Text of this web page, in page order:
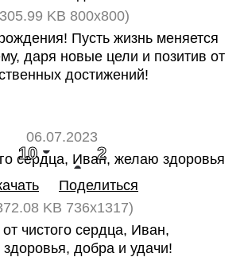
KB 800x800)
Пусть жизнь меняется
даря новые цели и позитив от
достижений!
06.07.2023
10 2
Поделиться
KB 736x1317)
чистого сердца, Иван,
добра и удачи!